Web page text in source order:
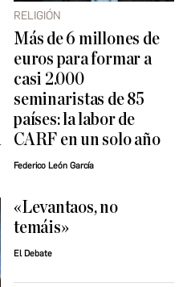
RELIGIÓN
Más de 6 millones de
euros para formar a
casi 2.000
seminaristas de 85
países: la labor de
CARF en un solo año
Federico León García
«Levantaos, no
temáis»
El Debate